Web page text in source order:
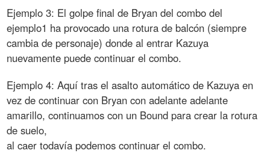
Ejemplo 3: El golpe final de Bryan del combo del
ejemplo1 ha provocado una rotura de balcón (siempre
cambia de personaje) donde al entrar Kazuya
nuevamente puede continuar el combo.
Ejemplo 4: Aquí tras el asalto automático de Kazuya en
vez de continuar con Bryan con adelante adelante
amarillo, continuamos con un Bound para crear la rotura
de suelo,
al caer todavía podemos continuar el combo.